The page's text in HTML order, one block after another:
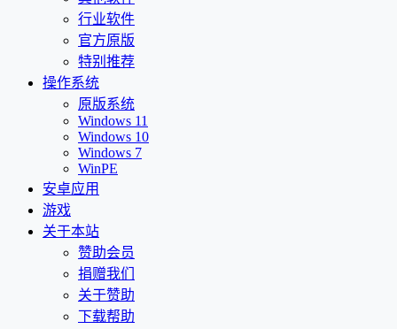
行业软件
官方原版
特别推荐
操作系统
原版系统
Windows 11
Windows 10
Windows 7
WinPE
安卓应用
游戏
关于本站
赞助会员
捐赠我们
关于赞助
下载帮助